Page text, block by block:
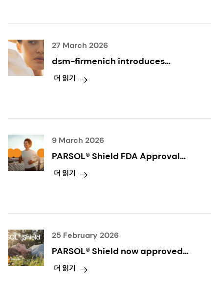
27 March 2026
dsm-firmenich introduces
ALPAFLOR® NEUROSOOTH:
climate-adaptive
더 읽기
9 March 2026
PARSOL® Shield FDA Approval
Coming Soon: Ushering in a New
Era of Sun care Innovation in the
더 읽기
25 February 2026
PARSOL® Shield now approved
for all sunscreen products by
Health Canada, a new era of sun
더 읽기